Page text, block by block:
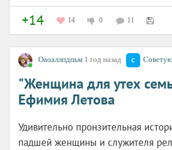
+14 14 0 11
Оаоаллпдпьм 1 год назад
"Женщина для утех
Ефимия Летова
Удивительно пронзительная
падшей женщины и служителя